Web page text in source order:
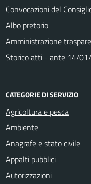
Convocazioni del
Albo pretorio
Amministrazione
Storico atti - ante 14/
CATEGORIE DI SERVIZIO
Agricoltura e pesca
Ambiente
Anagrafe e stato civile
Appalti pubblici
Autorizzazioni